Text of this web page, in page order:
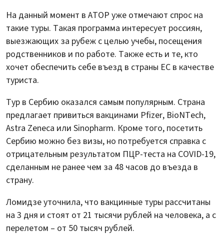
На данный момент в АТОР уже отмечают спрос на
такие туры. Такая программа интересует россиян,
выезжающих за рубеж с целью учебы, посещения
родственников и по работе. Также есть и те, кто
хочет обеспечить себе въезд в страны ЕС в качестве
туриста.
Тур в Сербию оказался самым популярным. Страна
предлагает привиться вакцинами Pfizer, BioNTech,
Astra Zeneca или Sinopharm. Кроме того, посетить
Сербию можно без визы, но потребуется справка с
отрицательным результатом ПЦР-теста на COVID-19,
сделанным не ранее чем за 48 часов до въезда в
страну.
Ломидзе уточнила, что вакцинные туры рассчитаны
на 3 дня и стоят от 21 тысячи рублей на человека, а с
перелетом – от 50 тысяч рублей.